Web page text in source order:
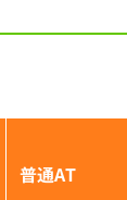
普通AT